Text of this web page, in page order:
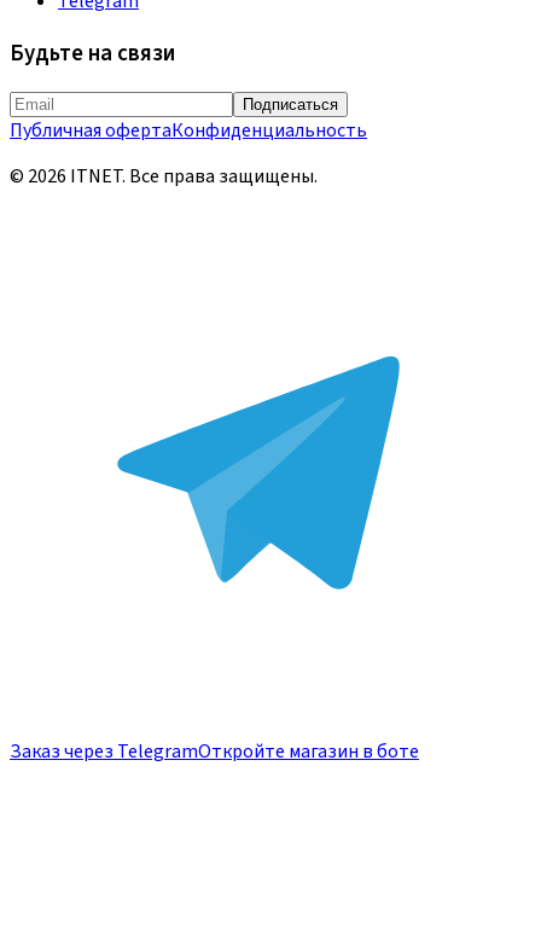
Будьте на связи
Подписаться
Публичная офертаКонфиденциальность
© 2026 ITNET. Все права защищены.
Заказ через TelegramОткройте магазин в боте